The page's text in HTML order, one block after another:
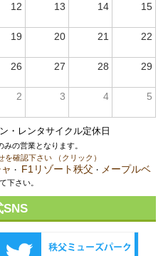
12 13 14 15
19 20 21 22
26 27 28 29
2 3 4 5
・レンタサイクル定休日
の営業となります。
を確認下さい （クリック）
・ F1リゾート秩父 ・ メープルベ
下さい。
SNS